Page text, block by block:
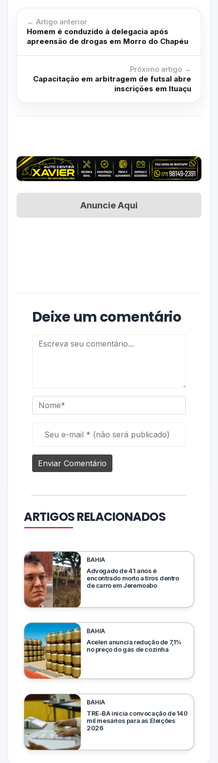
← Artigo anterior
Homem é conduzido à delegacia após
apreensão de drogas em Morro do Chapéu
Próximo artigo →
Capacitação em arbitragem de futsal abre
inscrições em Ituaçu
Anuncie Aqui
Deixe um comentário
ARTIGOS RELACIONADOS
BAHIA
Advogado de 41 anos é
encontrado morto a tiros dentro
de carro em Jeremoabo
BAHIA
Acelen anuncia redução de 7,1%
no preço do gás de cozinha
BAHIA
TRE-BA inicia convocação de 140
mil mesários para as Eleições
2026